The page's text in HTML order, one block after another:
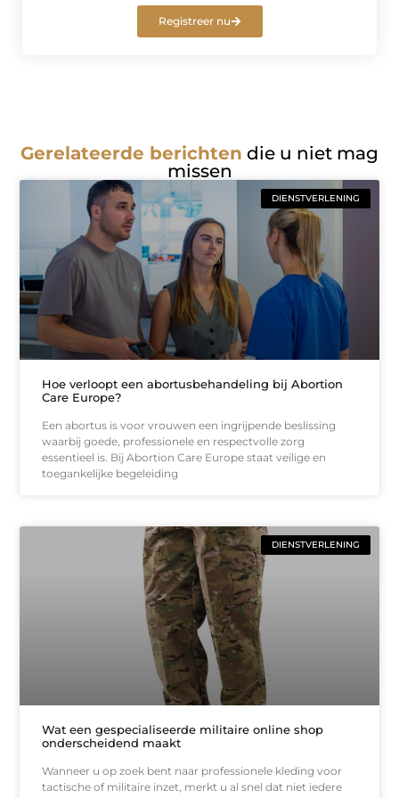
Registreer nu
Gerelateerde berichten die u niet mag
missen
DIENSTVERLENING
Hoe verloopt een abortusbehandeling bij Abortion
Care Europe?
Een abortus is voor vrouwen een ingrijpende beslissing
waarbij goede, professionele en respectvolle zorg
essentieel is. Bij Abortion Care Europe staat veilige en
toegankelijke begeleiding
DIENSTVERLENING
Wat een gespecialiseerde militaire online shop
onderscheidend maakt
Wanneer u op zoek bent naar professionele kleding voor
tactische of militaire inzet, merkt u al snel dat niet iedere